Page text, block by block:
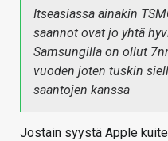
Itseasiassa ainakin
saannot ovat jo yhtä
Samsungilla on ollut
vuoden joten tuskin
saantojen kanssa
Jostain syystä Apple